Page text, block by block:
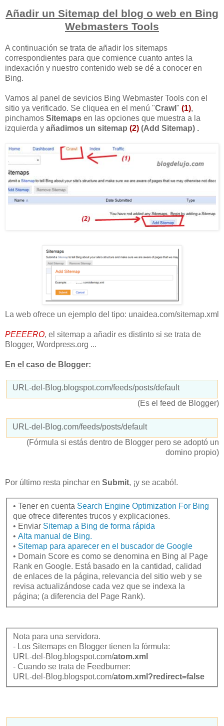
Añadir un Sitemap del blog o web en Bing
Webmasters Tools
A continuación se trata de añadir los sitemaps
correspondientes para que comience cuanto antes la
indexación y nuestro contenido web se dé a conocer en
Bing.
Vamos al panel de sevicios Bing Webmaster Tools con el
sitio ya verificado. Se cliquea en el menú "Crawl" (1),
pinchamos Sitemaps en las opciones que muestra a la
izquierda y añadimos un sitemap (2) (Add Sitemap) .
La web ofrece un ejemplo del tipo: unaidea.com/sitemap.xml
PEEEERO, el sitemap a añadir es distinto si se trata de
Blogger, Wordpress.org ...
En el caso de Blogger:
URL-del-Blog.blogspot.com/feeds/posts/default
(Es el feed de Blogger)
URL-del-Blog.com/feeds/posts/default
(Fórmula si estás dentro de Blogger pero se adoptó un
domino propio)
Por último resta pinchar en Submit, ¡y se acabó!.
• Tener en cuenta Search Engine Optimization For Bing
que ofrece diferentes trucos y explicaciones.
• Enviar Sitemap a Bing de forma rápida
• Alta manual de Bing.
•
Sitemap para aparecer en el buscador de Google
• Domain Score es como se denomina en Bing al Page
Rank en Google. Está basado en la cantidad, calidad
de enlaces de la página, relevancia del sitio web y se
revisa actualizándose cada vez que se indexa la
página; (a diferencia del Page Rank).
Nota para una servidora.
- Los Sitemaps en Blogger tienen la fórmula:
URL-del-Blog.blogspot.com/atom.xml
- Cuando se trata de Feedburner:
URL-del-Blog.blogspot.com/atom.xml?redirect=false